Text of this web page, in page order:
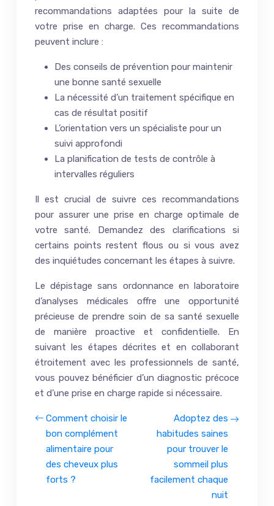
recommandations adaptées pour la suite de
votre prise en charge. Ces recommandations
peuvent inclure :
Des conseils de prévention pour maintenir
une bonne santé sexuelle
La nécessité d’un traitement spécifique en
cas de résultat positif
L’orientation vers un spécialiste pour un
suivi approfondi
La planification de tests de contrôle à
intervalles réguliers
Il est crucial de suivre ces recommandations
pour assurer une prise en charge optimale de
votre santé. Demandez des clarifications si
certains points restent flous ou si vous avez
des inquiétudes concernant les étapes à suivre.
Le dépistage sans ordonnance en laboratoire
d’analyses médicales offre une opportunité
précieuse de prendre soin de sa santé sexuelle
de manière proactive et confidentielle. En
suivant les étapes décrites et en collaborant
étroitement avec les professionnels de santé,
vous pouvez bénéficier d’un diagnostic précoce
et d’une prise en charge rapide si nécessaire.
Comment choisir le
bon complément
alimentaire pour
des cheveux plus
forts ?
Adoptez des
habitudes saines
pour trouver le
sommeil plus
facilement chaque
nuit